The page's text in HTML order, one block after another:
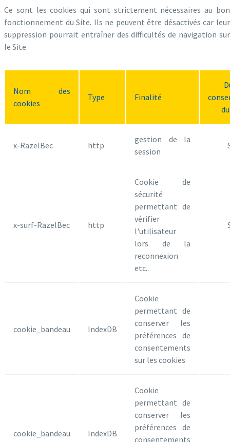
Ce sont les cookies qui sont strictement nécessaires au bon
fonctionnement du Site. Ils ne peuvent être désactivés car leur
suppression pourrait entraîner des difficultés de navigation sur
le Site.
Nom des
cookies
Type Finalité
x-RazelBec http
gestion de la
session
x-surf-RazelBec http
Cookie de
sécurité
permettant de
vérifier
l'utilisateur
lors de la
reconnexion
etc..
cookie_bandeau IndexDB
Cookie
permettant de
conserver les
préférences de
consentements
sur les cookies
cookie_bandeau IndexDB
Cookie
permettant de
conserver les
préférences de
consentements